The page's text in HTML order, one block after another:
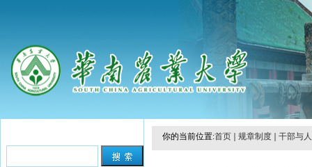
你的当前位置:首页 规章制度 干部与